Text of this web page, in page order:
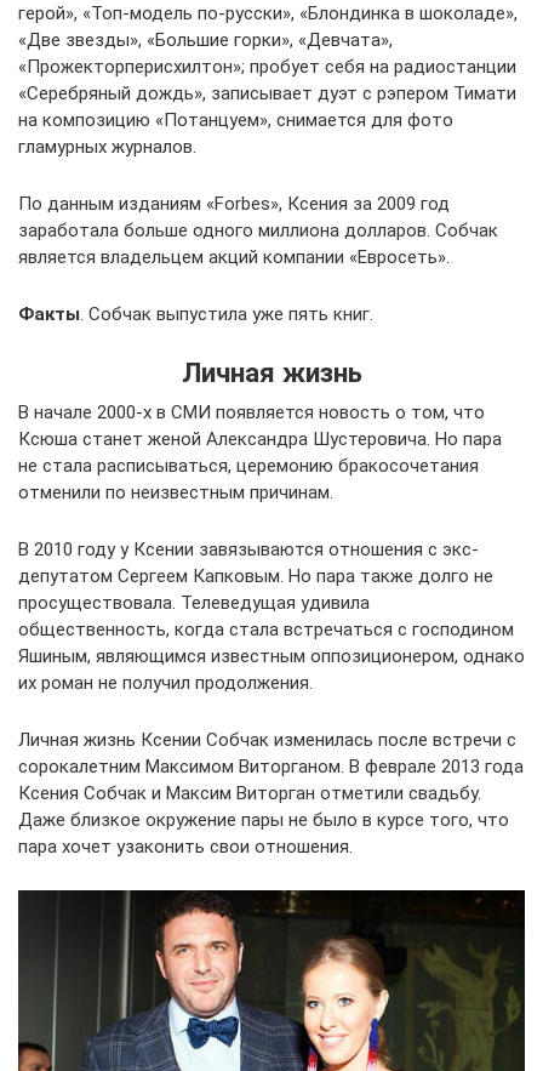
герой», «Топ-модель по-русски», «Блондинка в шоколаде»,
«Две звезды», «Большие горки», «Девчата»,
«Прожекторперисхилтон»; пробует себя на радиостанции
«Серебряный дождь», записывает дуэт с рэпером Тимати
на композицию «Потанцуем», снимается для фото
гламурных журналов.
По данным изданиям «Forbes», Ксения за 2009 год
заработала больше одного миллиона долларов. Собчак
является владельцем акций компании «Евросеть».
Факты. Собчак выпустила уже пять книг.
Личная жизнь
В начале 2000-х в СМИ появляется новость о том, что
Ксюша станет женой Александра Шустеровича. Но пара
не стала расписываться, церемонию бракосочетания
отменили по неизвестным причинам.
В 2010 году у Ксении завязываются отношения с экс-
депутатом Сергеем Капковым. Но пара также долго не
просуществовала. Телеведущая удивила
общественность, когда стала встречаться с господином
Яшиным, являющимся известным оппозиционером, однако
их роман не получил продолжения.
Личная жизнь Ксении Собчак изменилась после встречи с
сорокалетним Максимом Виторганом. В феврале 2013 года
Ксения Собчак и Максим Виторган отметили свадьбу.
Даже близкое окружение пары не было в курсе того, что
пара хочет узаконить свои отношения.